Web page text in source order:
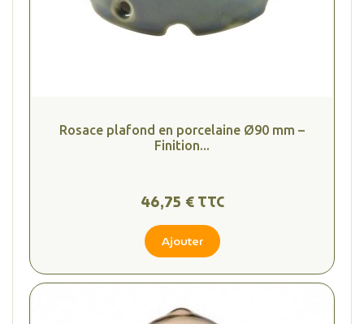
Rosace plafond en porcelaine Ø90 mm –
Finition...
46,75 € TTC
Ajouter